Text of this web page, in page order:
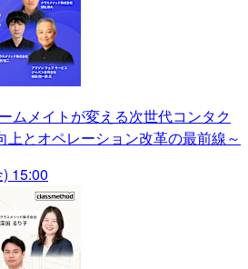
ムメイトが変える次世代コンタク
上とオペレーション改革の最前線～
15:00